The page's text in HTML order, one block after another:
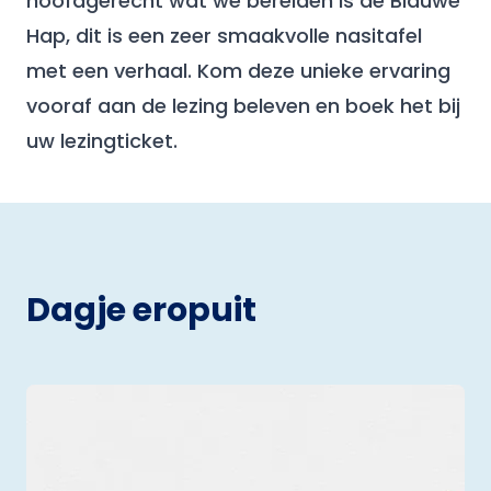
Hap, dit is een zeer smaakvolle nasitafel
met een verhaal. Kom deze unieke ervaring
vooraf aan de lezing beleven en boek het bij
uw lezingticket.
Dagje eropuit